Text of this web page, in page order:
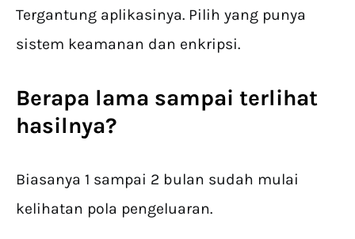
Tergantung aplikasinya. Pilih yang punya
sistem keamanan dan enkripsi.
Berapa lama sampai terlihat
hasilnya?
Biasanya 1 sampai 2 bulan sudah mulai
kelihatan pola pengeluaran.